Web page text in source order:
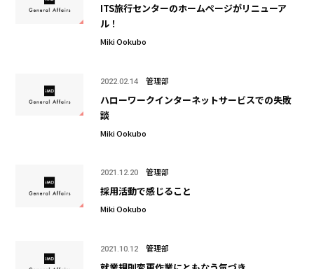
ITS旅行センターのホームページがリニューア
ル！
Miki Ookubo
2022.02.14 管理部
ハローワークインターネットサービスでの失敗
談
Miki Ookubo
2021.12.20 管理部
採用活動で感じること
Miki Ookubo
2021.10.12 管理部